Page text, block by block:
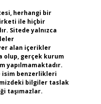
herhangi bir
ile hiçbir
Sitede yalnızca
alan içerikler
olup, gerçek kurum
yapılmamaktadır.
isim benzerlikleri
bilgiler taslak
taşımazlar.